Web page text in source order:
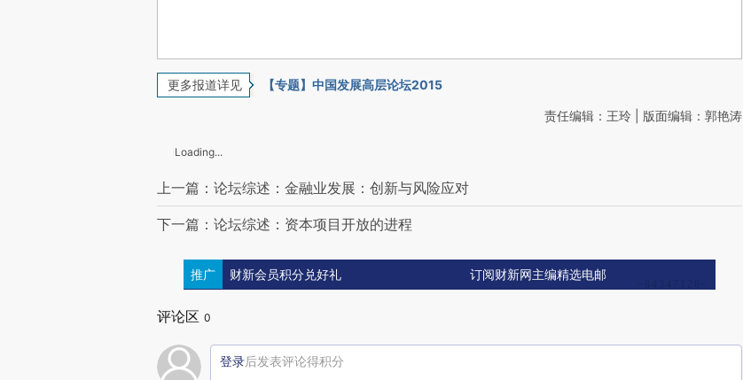
更多报道详见 【专题】中国发展高层论坛2015
责任编辑：王玲 | 版面编辑：郭艳涛
Loading...
上一篇：论坛综述：金融业发展：创新与风险应对
下一篇：论坛综述：资本项目开放的进程
推广 财新会员积分兑好礼 订阅财新网主编精选电邮
评论区 0
登录后发表评论得积分